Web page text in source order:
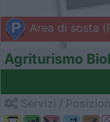
Area di sosta
Agriturismo